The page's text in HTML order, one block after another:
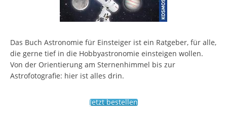
Das Buch Astronomie für Einsteiger ist ein Ratgeber, für alle,
die gerne tief in die Hobbyastronomie einsteigen wollen.
Von der Orientierung am Sternenhimmel bis zur
Astrofotografie: hier ist alles drin.
Jetzt bestellen